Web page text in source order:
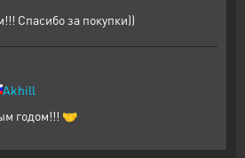
Спасибо за покупки))
Akhill
годом!!! 🤝